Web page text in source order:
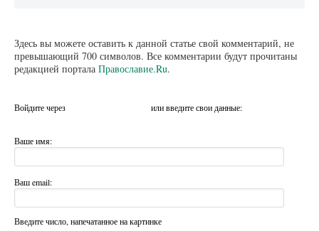
Здесь вы можете оставить к данной статье свой комментарий, не
превышающий 700 символов. Все комментарии будут прочитаны
редакцией портала Православие.Ru.
Войдите через или введите свои данные:
Ваше имя:
Ваш email:
Введите число, напечатанное на картинке